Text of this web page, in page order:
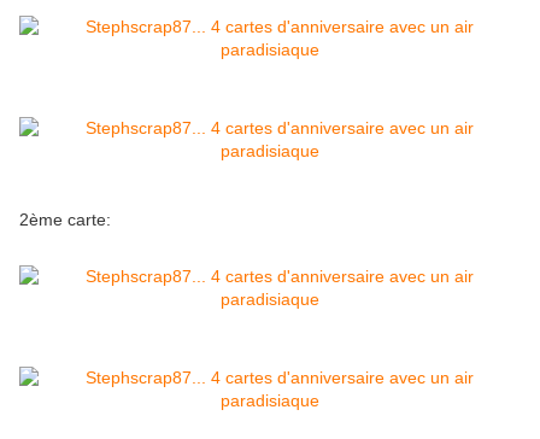
2ème carte: